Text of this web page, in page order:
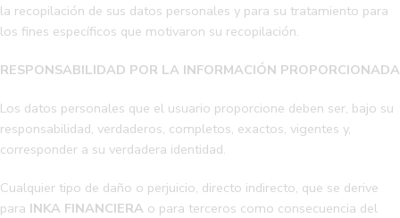
la recopilación de sus datos personales y para su tratamiento para
los fines específicos que motivaron su recopilación.
RESPONSABILIDAD POR LA INFORMACIÓN PROPORCIONADA
Los datos personales que el usuario proporcione deben ser, bajo su
responsabilidad, verdaderos, completos, exactos, vigentes y,
corresponder a su verdadera identidad.
Cualquier tipo de daño o perjuicio, directo indirecto, que se derive
para INKA FINANCIERA o para terceros como consecuencia del